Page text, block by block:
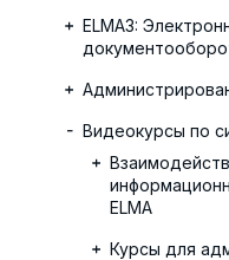
ELMA3:
Видеокурсы по
ELMA
Курсы для